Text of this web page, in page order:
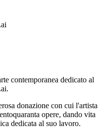
contemporanea dedicato al
donazione con cui l'artista
opere, dando vita
dedicata al suo lavoro.